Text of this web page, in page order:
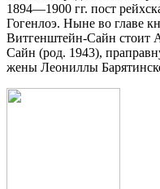
1894—1900 гг. пост
Гогенлоэ. Ныне во главе
Витгенштейн-Сайн стоит
Сайн (род. 1943),
жены Леониллы